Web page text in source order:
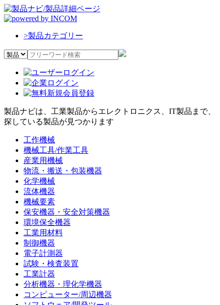
>製品カテゴリー
製品ナビは、工業製品からエレクトロニクス、IT製品まで、
探している製品が見つかります
工作機械
機械工具/作業工具
産業用機械
物流・搬送・包装機器
化学機械
流体機器
機械要素
保安機器・安全対策機器
環境保全機器
工業用材料
制御機器
電子計測器
試験・検査装置
工業計器
分析機器・理化学機器
コンピューター/周辺機器